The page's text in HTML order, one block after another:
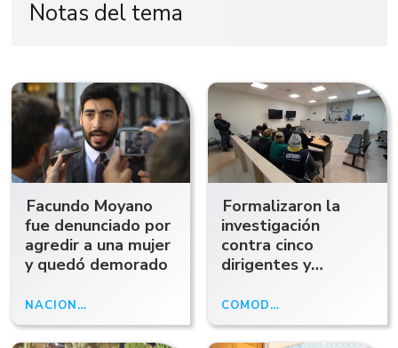
Notas del tema
Facundo Moyano
fue denunciado por
agredir a una mujer
y quedó demorado
NACIONALES
Formalizaron la
investigación
contra cinco
dirigentes y
por los disturbios
en Supervisión de
Escuelas
COMODORO RIVADAVIA